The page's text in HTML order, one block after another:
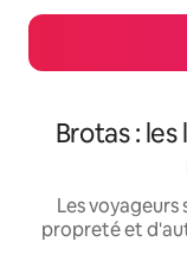
Brotas :
Les
propreté et